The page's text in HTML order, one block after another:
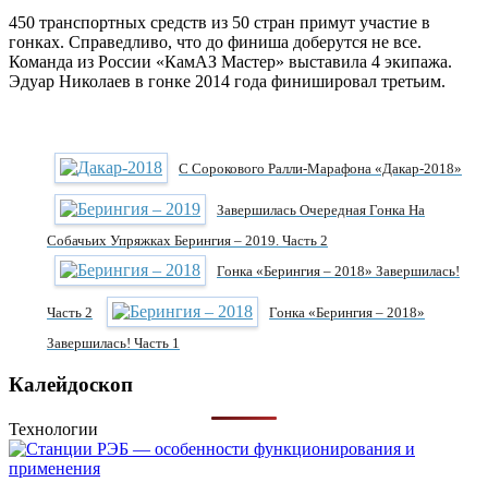
450 транспортных средств из 50 стран примут участие в
гонках. Справедливо, что до финиша доберутся не все.
Команда из России «КамАЗ Мастер» выставила 4 экипажа.
Эдуар Николаев в гонке 2014 года финишировал третьим.
С Сорокового Ралли-Марафона «Дакар-2018»
Завершилась Очередная Гонка На
Собачьих Упряжках Берингия – 2019. Часть 2
Гонка «Берингия – 2018» Завершилась!
Часть 2
Гонка «Берингия – 2018»
Завершилась! Часть 1
Калейдоскоп
Технологии